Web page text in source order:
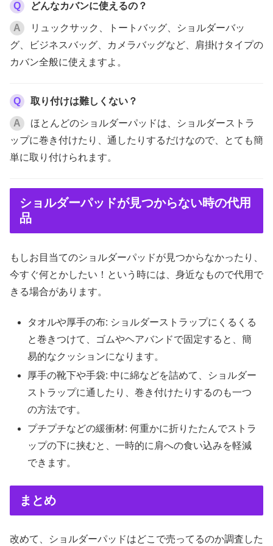
Q どんなカバンに使えるの？
A
リュックサック、トートバッグ、ショルダーバッ
グ、ビジネスバッグ、カメラバッグなど、肩掛けタイプの
カバン全般に使えますよ。
Q 取り付けは難しくない？
A
ほとんどのショルダーパッドは、ショルダーストラ
ップに巻き付けたり、通したりするだけなので、とても簡
単に取り付けられます。
ショルダーパッドが見つからない時の代用
品
もしお目当てのショルダーパッドが見つからなかったり、
今すぐ何とかしたい！という時には、身近なもので代用で
きる場合があります。
タオルや厚手の布: ショルダーストラップにくるくる
と巻きつけて、ゴムやヘアバンドで固定すると、簡
易的なクッションになります。
厚手の靴下や手袋: 中に綿などを詰めて、ショルダー
ストラップに通したり、巻き付けたりするのも一つ
の方法です。
プチプチなどの緩衝材: 何重かに折りたたんでストラ
ップの下に挟むと、一時的に肩への食い込みを軽減
できます。
まとめ
改めて、ショルダーパッドはどこで売ってるのか調査した